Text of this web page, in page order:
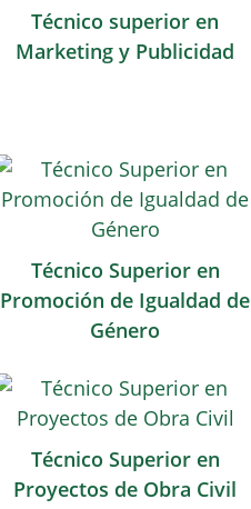
Técnico superior en
Marketing y Publicidad
Técnico Superior en
Promoción de Igualdad de
Género
Técnico Superior en
Proyectos de Obra Civil